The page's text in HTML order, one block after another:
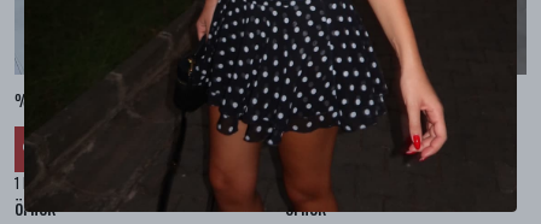
%100 KETEN CEPLİ ŞALVAR PANTOLON - Bej
% ₺ 1,609.99
1 Renk 4 Beden
örnek
%100 KETEN SALAŞ GÖMLEK - Bej
₺ 2,099.99
₺ 1,469.99
örnek